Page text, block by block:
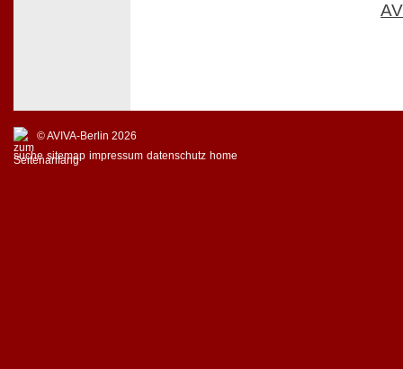
© AVIVA-Berlin 2026
suche sitemap impressum datenschutz home